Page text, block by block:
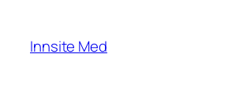
Innsite Med